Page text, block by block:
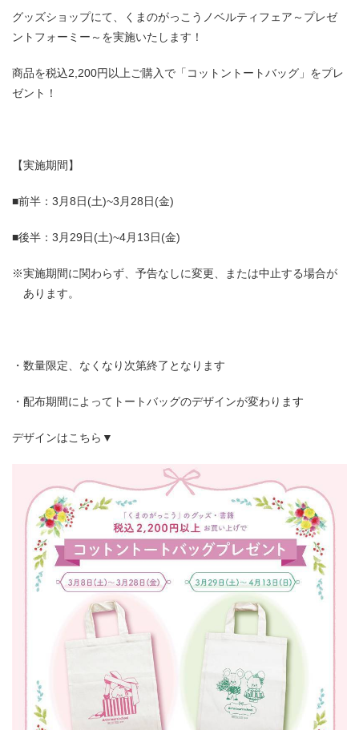
グッズショップにて、くまのがっこうノベルティフェア～プレゼ
ントフォーミー～を実施いたします！
商品を税込2,200円以上ご購入で「コットントートバッグ」をプレ
ゼント！
【実施期間】
■前半：3月8日(土)~3月28日(金)
■後半：3月29日(土)~4月13日(金)
※実施期間に関わらず、予告なしに変更、または中止する場合が
あります。
・数量限定、なくなり次第終了となります
・配布期間によってトートバッグのデザインが変わります
デザインはこちら▼